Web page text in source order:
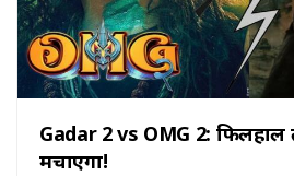
Gadar 2 vs OMG 2: फिलहाल
मचाएगा!